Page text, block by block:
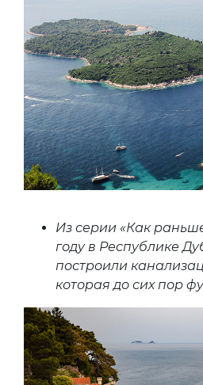
Из серии «Как
году в Республике
построили
которая до сих пор